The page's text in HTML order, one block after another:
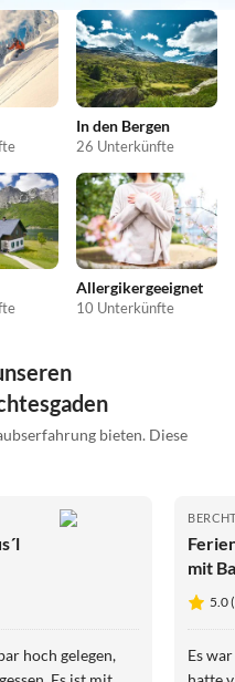
In den Bergen
26 Unterkünfte
Allergikergeeignet
10 Unterkünfte
bieten. Diese
hoch gelegen,
mit
5.0
Es